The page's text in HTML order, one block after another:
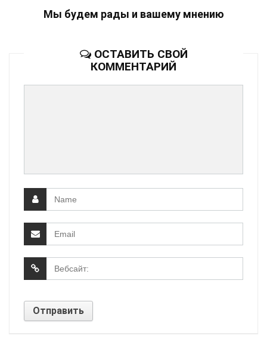
Мы будем рады и вашему мнению
ОСТАВИТЬ СВОЙ
КОММЕНТАРИЙ